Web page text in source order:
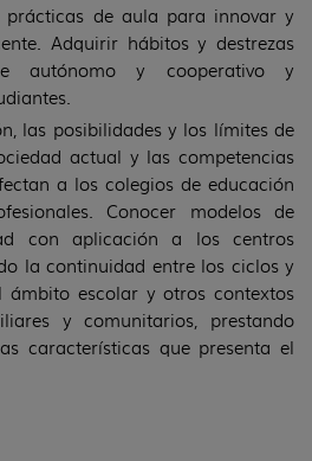
prácticas de aula para innovar y
Adquirir hábitos y destrezas
autónomo y cooperativo y
las posibilidades y los límites de
actual y las competencias
a los colegios de educación
Conocer modelos de
con aplicación a los centros
la continuidad entre los ciclos y
ámbito escolar y otros contextos
y comunitarios, prestando
características que presenta el